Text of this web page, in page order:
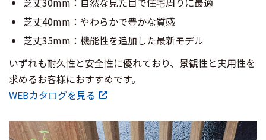
芝丈40mm：やわらかで豊かな質感
芝丈35mm：機能性を追加した最新モデル
いずれも耐久性と安全性に優れており、景観性と実用性を
求めるお客様におすすめです。
WEBカタログを見る